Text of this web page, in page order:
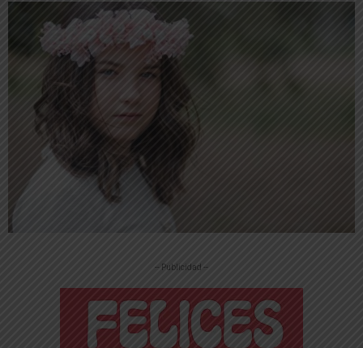
-- Publicidad --